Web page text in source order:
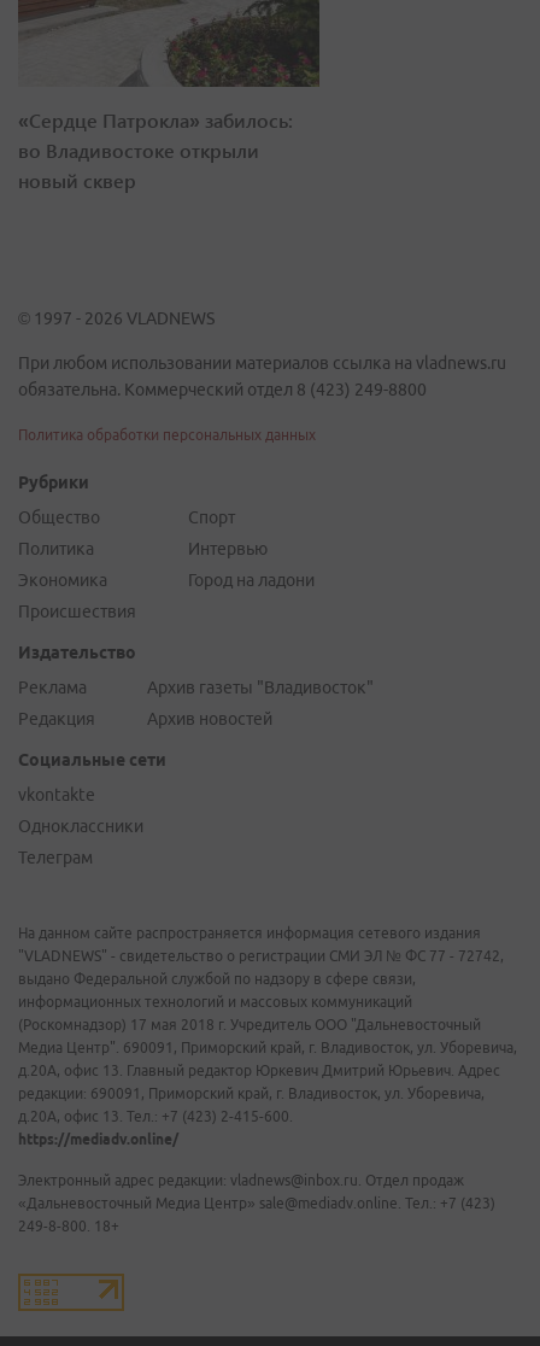
«Сердце Патрокла» забилось:
во Владивостоке открыли
новый сквер
© 1997 - 2026 VLADNEWS
При любом использовании материалов ссылка на vladnews.ru
обязательна. Коммерческий отдел 8 (423) 249-8800
Политика обработки персональных данных
Рубрики
Общество
Политика
Экономика
Происшествия
Спорт
Интервью
Город на ладони
Издательство
Реклама
Редакция
Архив газеты "Владивосток"
Архив новостей
Социальные сети
vkontakte
Одноклассники
Телеграм
На данном сайте распространяется информация сетевого издания
"VLADNEWS" - свидетельство о регистрации СМИ ЭЛ № ФС 77 - 72742,
выдано Федеральной службой по надзору в сфере связи,
информационных технологий и массовых коммуникаций
(Роскомнадзор) 17 мая 2018 г. Учредитель ООО "Дальневосточный
Медиа Центр". 690091, Приморский край, г. Владивосток, ул. Уборевича,
д.20А, офис 13. Главный редактор Юркевич Дмитрий Юрьевич. Адрес
редакции: 690091, Приморский край, г. Владивосток, ул. Уборевича,
д.20А, офис 13. Тел.: +7 (423) 2-415-600.
https://mediadv.online/
Электронный адрес редакции: vladnews@inbox.ru. Отдел продаж
«Дальневосточный Медиа Центр» sale@mediadv.online. Тел.: +7 (423)
249-8-800. 18+